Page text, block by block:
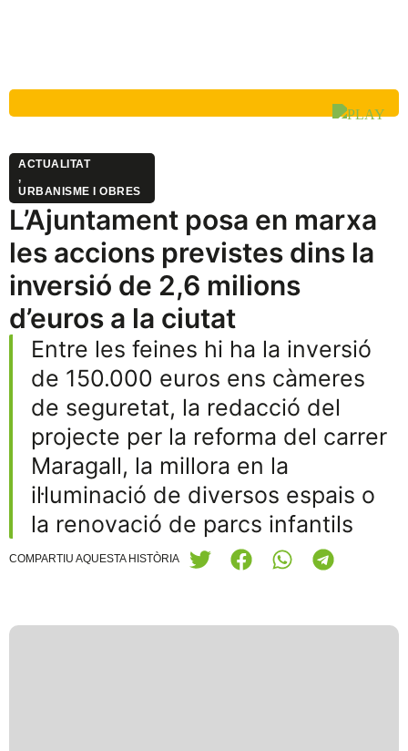
ACTUALITAT
,
URBANISME I OBRES
L’Ajuntament posa en marxa
les accions previstes dins la
inversió de 2,6 milions
d’euros a la ciutat
Entre les feines hi ha la inversió
de 150.000 euros ens càmeres
de seguretat, la redacció del
projecte per la reforma del carrer
Maragall, la millora en la
il·luminació de diversos espais o
la renovació de parcs infantils
COMPARTIU AQUESTA HISTÒRIA